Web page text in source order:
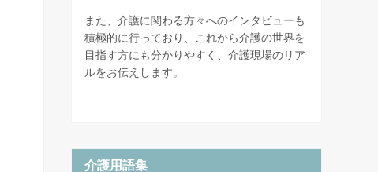
また、介護に関わる方々へのインタビューも
積極的に行っており、これから介護の世界を
目指す方にも分かりやすく、介護現場のリア
ルをお伝えします。
介護用語集